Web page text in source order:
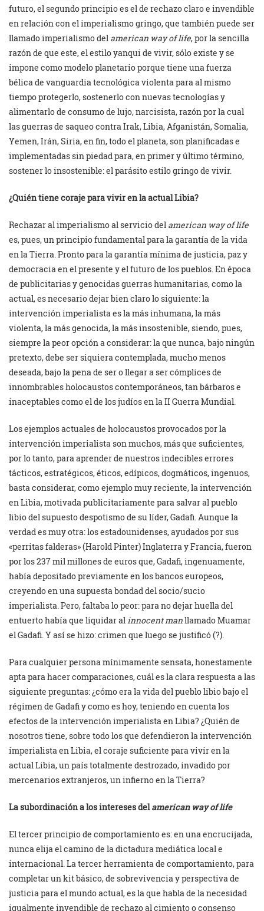
futuro, el segundo principio es el de rechazo claro e invendible
en relación con el imperialismo gringo, que también puede ser
llamado imperialismo del american way of life, por la sencilla
razón de que este, el estilo yanqui de vivir, sólo existe y se
impone como modelo planetario porque tiene una fuerza
bélica de vanguardia tecnológica violenta para al mismo
tiempo protegerlo, sostenerlo con nuevas tecnologías y
alimentarlo de consumo de lujo, narcisista, razón por la cual
las guerras de saqueo contra Irak, Libia, Afganistán, Somalia,
Yemen, Irán, Siria, en fin, todo el planeta, son planificadas e
implementadas sin piedad para, en primer y último término,
sostener lo insostenible: el parásito estilo gringo de vivir.
¿Quién tiene coraje para vivir en la actual Libia?
Rechazar al imperialismo al servicio del american way of life
es, pues, un principio fundamental para la garantía de la vida
en la Tierra. Pronto para la garantía mínima de justicia, paz y
democracia en el presente y el futuro de los pueblos. En época
de publicitarias y genocidas guerras humanitarias, como la
actual, es necesario dejar bien claro lo siguiente: la
intervención imperialista es la más inhumana, la más
violenta, la más genocida, la más insostenible, siendo, pues,
siempre la peor opción a considerar: la que nunca, bajo ningún
pretexto, debe ser siquiera contemplada, mucho menos
deseada, bajo la pena de ser o llegar a ser cómplices de
innombrables holocaustos contemporáneos, tan bárbaros e
inaceptables como el de los judíos en la II Guerra Mundial.
Los ejemplos actuales de holocaustos provocados por la
intervención imperialista son muchos, más que suficientes,
por lo tanto, para aprender de nuestros indecibles errores
tácticos, estratégicos, éticos, edípicos, dogmáticos, ingenuos,
basta considerar, como ejemplo muy reciente, la intervención
en Libia, motivada publicitariamente para salvar al pueblo
libio del supuesto despotismo de su líder, Gadafi. Aunque la
verdad es muy otra: los estadounidenses, ayudados por sus
«perritas falderas» (Harold Pinter) Inglaterra y Francia, fueron
por los 237 mil millones de euros que, Gadafi, ingenuamente,
había depositado previamente en los bancos europeos,
creyendo en una supuesta bondad del socio/sucio
imperialista. Pero, faltaba lo peor: para no dejar huella del
entuerto había que liquidar alinnocent manllamado Muamar
el Gadafi. Y así se hizo: crimen que luego se justificó (?).
Para cualquier persona mínimamente sensata, honestamente
apta para hacer comparaciones, cuál es la clara respuesta a las
siguiente preguntas: ¿cómo era la vida del pueblo libio bajo el
régimen de Gadafi y como es hoy, teniendo en cuenta los
efectos de la intervención imperialista en Libia? ¿Quién de
nosotros tiene, sobre todo los que defendieron la intervención
imperialista en Libia, el coraje suficiente para vivir en la
actual Libia, un país totalmente destrozado, invadido por
mercenarios extranjeros, un infierno en la Tierra?
La subordinación a los intereses delamerican way of life
El tercer principio de comportamiento es: en una encrucijada,
nunca elija el camino de la dictadura mediática local e
internacional. La tercer herramienta de comportamiento, para
completar un kit básico, de sobrevivencia y perspectiva de
justicia para el mundo actual, es la que habla de la necesidad
igualmente invendible de rechazo al cimiento o consenso